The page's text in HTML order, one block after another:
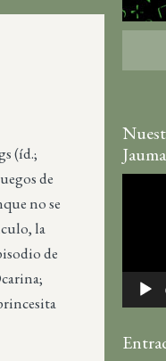
(íd.;
de
no se
la
de